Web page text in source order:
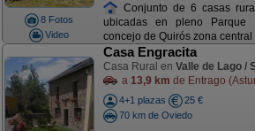
8 Fotos
Video
Conjunto de 6 casas
ubicadas en pleno Parque
concejo de Quirós zona central
Casa Engracita
Casa Rural en Valle de Lago /
a 13,9 km de Entrago
4+1 plazas
25 €
70 km de Oviedo